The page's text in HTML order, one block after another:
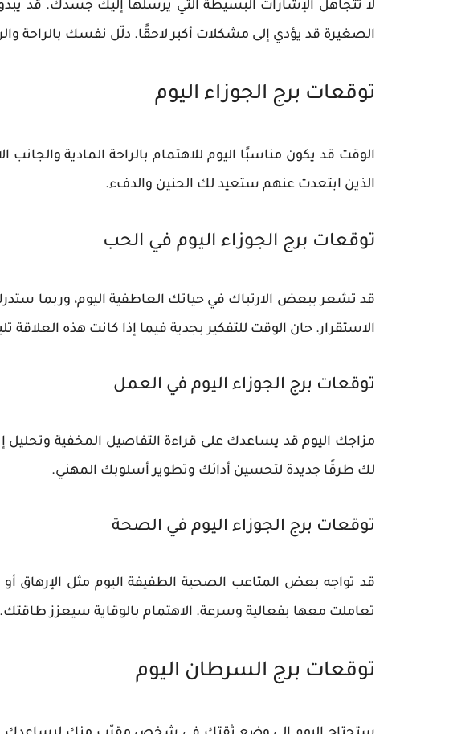
لا تتجاهل الإشارات البسيطة التي يرسلها إليك جسدك. قد
الصغيرة قد يؤدي إلى مشكلات أكبر لاحقًا. دلّل نفسك بالراحة
توقعات برج الجوزاء اليوم
الوقت قد يكون مناسبًا اليوم للاهتمام بالراحة المادية والجانب
الذين ابتعدت عنهم ستعيد لك الحنين والدفء.
توقعات برج الجوزاء اليوم في الحب
قد تشعر ببعض الارتباك في حياتك العاطفية اليوم، وربما
الاستقرار. حان الوقت للتفكير بجدية فيما إذا كانت هذه العلاقة
توقعات برج الجوزاء اليوم في العمل
مزاجك اليوم قد يساعدك على قراءة التفاصيل المخفية وتحليل
لك طرقًا جديدة لتحسين أدائك وتطوير أسلوبك المهني.
توقعات برج الجوزاء اليوم في الصحة
قد تواجه بعض المتاعب الصحية الطفيفة اليوم مثل الإرهاق أو
تعاملت معها بفعالية وسرعة. الاهتمام بالوقاية سيعزز طاقتك.
توقعات برج السرطان اليوم